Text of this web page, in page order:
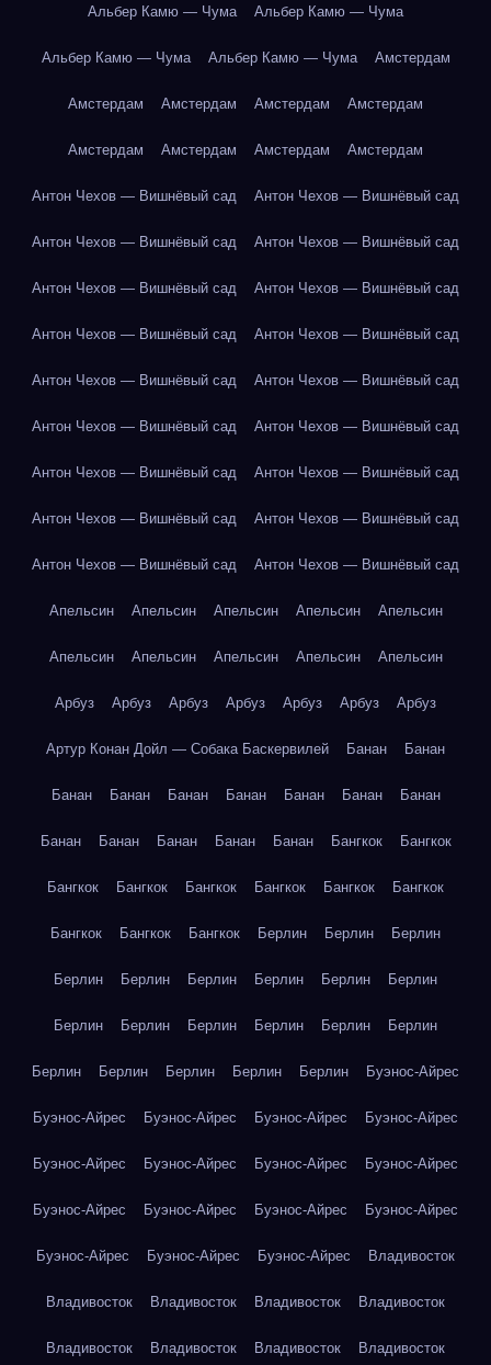
Альбер Камю — Чума Альбер Камю — Чума
Альбер Камю — Чума Альбер Камю — Чума Амстердам
Амстердам Амстердам Амстердам Амстердам
Амстердам Амстердам Амстердам Амстердам
Антон Чехов — Вишнёвый сад Антон Чехов — Вишнёвый сад
Антон Чехов — Вишнёвый сад Антон Чехов — Вишнёвый сад
Антон Чехов — Вишнёвый сад Антон Чехов — Вишнёвый сад
Антон Чехов — Вишнёвый сад Антон Чехов — Вишнёвый сад
Антон Чехов — Вишнёвый сад Антон Чехов — Вишнёвый сад
Антон Чехов — Вишнёвый сад Антон Чехов — Вишнёвый сад
Антон Чехов — Вишнёвый сад Антон Чехов — Вишнёвый сад
Антон Чехов — Вишнёвый сад Антон Чехов — Вишнёвый сад
Антон Чехов — Вишнёвый сад Антон Чехов — Вишнёвый сад
Апельсин Апельсин Апельсин Апельсин Апельсин
Апельсин Апельсин Апельсин Апельсин Апельсин
Арбуз Арбуз Арбуз Арбуз Арбуз Арбуз Арбуз
Артур Конан Дойл — Собака Баскервилей Банан Банан
Банан Банан Банан Банан Банан Банан Банан
Банан Банан Банан Банан Банан Бангкок Бангкок
Бангкок Бангкок Бангкок Бангкок Бангкок Бангкок
Бангкок Бангкок Бангкок Берлин Берлин Берлин
Берлин Берлин Берлин Берлин Берлин Берлин
Берлин Берлин Берлин Берлин Берлин Берлин
Берлин Берлин Берлин Берлин Берлин Буэнос-Айрес
Буэнос-Айрес Буэнос-Айрес Буэнос-Айрес Буэнос-Айрес
Буэнос-Айрес Буэнос-Айрес Буэнос-Айрес Буэнос-Айрес
Буэнос-Айрес Буэнос-Айрес Буэнос-Айрес Буэнос-Айрес
Буэнос-Айрес Буэнос-Айрес Буэнос-Айрес Владивосток
Владивосток Владивосток Владивосток Владивосток
Владивосток Владивосток Владивосток Владивосток